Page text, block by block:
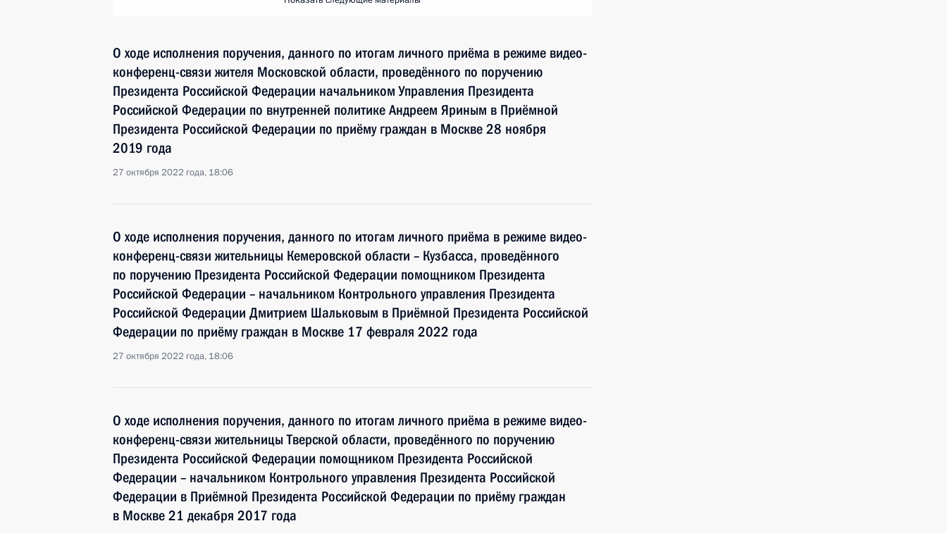
О ходе исполнения поручения, данного по итогам личного приёма в режиме видео-
конференц-связи жителя Московской области, проведённого по поручению
Президента Российской Федерации начальником Управления Президента
Российской Федерации по внутренней политике Андреем Яриным в Приёмной
Президента Российской Федерации по приёму граждан в Москве 28 ноября
2019 года
27 октября 2022 года, 18:06
О ходе исполнения поручения, данного по итогам личного приёма в режиме видео-
конференц-связи жительницы Кемеровской области – Кузбасса, проведённого
по поручению Президента Российской Федерации помощником Президента
Российской Федерации – начальником Контрольного управления Президента
Российской Федерации Дмитрием Шальковым в Приёмной Президента Российской
Федерации по приёму граждан в Москве 17 февраля 2022 года
27 октября 2022 года, 18:06
О ходе исполнения поручения, данного по итогам личного приёма в режиме видео-
конференц-связи жительницы Тверской области, проведённого по поручению
Президента Российской Федерации помощником Президента Российской
Федерации – начальником Контрольного управления Президента Российской
Федерации в Приёмной Президента Российской Федерации по приёму граждан
в Москве 21 декабря 2017 года